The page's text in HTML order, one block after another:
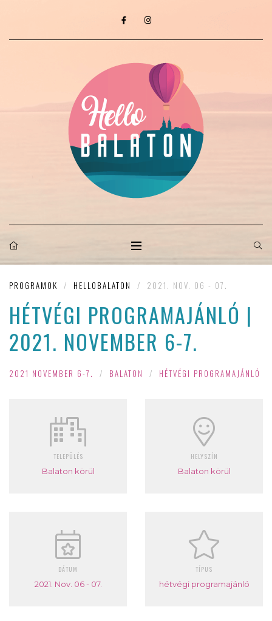
PROGRAMOK / HELLOBALATON / 2021. NOV. 06 - 07.
HÉTVÉGI PROGRAMAJÁNLÓ |
2021. NOVEMBER 6-7.
2021 NOVEMBER 6-7. / BALATON / HÉTVÉGI PROGRAMAJÁNLÓ
TELEPÜLÉS
Balaton körül
HELYSZÍN
Balaton körül
DÁTUM
2021. Nov. 06 - 07.
TÍPUS
hétvégi programajánló